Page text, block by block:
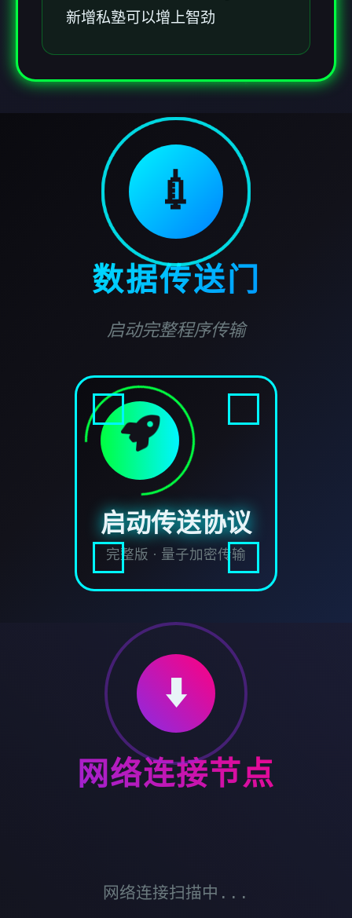
新增私塾可以增上智劲
💉
数据传送门
启动完整程序传输
启动传送协议
完整版 · 量子加密传输
⬇️
网络连接节点
网络连接扫描中...